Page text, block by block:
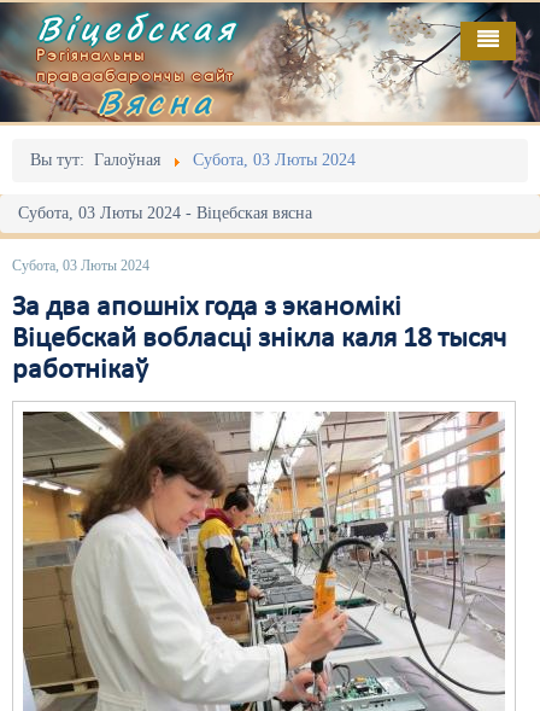
Віцебская
Рэгіянальны
праваабарончы сайт
Вясна
Вы тут: Галоўная Субота, 03 Люты 2024
Субота, 03 Люты 2024 - Віцебская вясна
Субота, 03 Люты 2024
За два апошніх года з эканомікі
Віцебскай вобласці знікла каля 18 тысяч
работнікаў
Галоўная
Адміністрацыйны перасьлед
Акцыі
Выбары
Грамадзянскія ініцыятывы
Дзяржава
Дыскрымінацыя
Затрыманьні
Карная псыхіятрыя
КПЧ ААН
Культурныя правы
ЛПП
Выданьні
Відэа
Пра нас
RSS